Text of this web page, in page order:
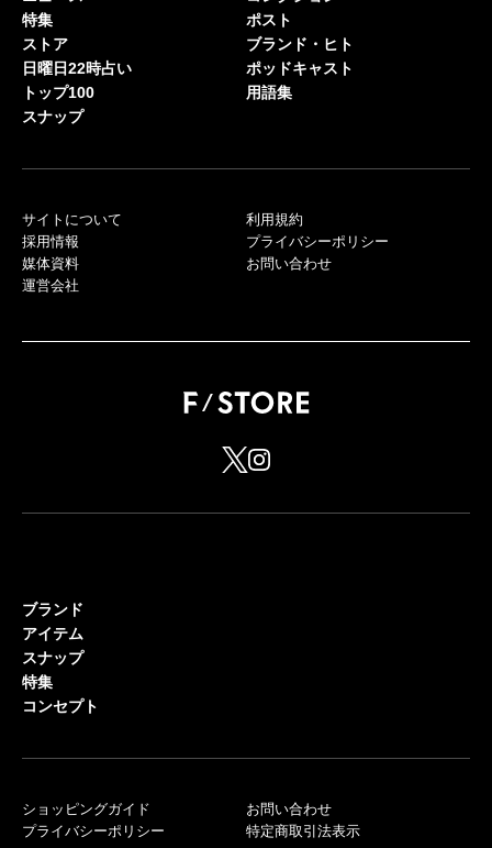
特集
ストア
日曜日22時占い
トップ100
スナップ
ポスト
ブランド・ヒト
ポッドキャスト
用語集
サイトについて
採用情報
媒体資料
運営会社
利用規約
プライバシーポリシー
お問い合わせ
ブランド
アイテム
スナップ
特集
コンセプト
ショッピングガイド
プライバシーポリシー
お問い合わせ
特定商取引法表示